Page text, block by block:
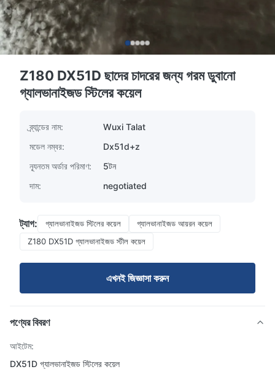
Z180 DX51D ছাদের চাদরের জন্য গরম ডুবানো
গ্যালভানাইজড স্টিলের কয়েল
ব্র্যান্ডের নাম:
Wuxi Talat
মডেল নম্বর:
Dx51d+z
ন্যূনতম অর্ডার পরিমাণ:
5টন
দাম:
negotiated
ট্যাগ: গ্যালভানাইজড স্টিলের কয়েল
গ্যালভানাইজড আয়রন কয়েল
Z180 DX51D গ্যালভানাইজড স্টীল কয়েল
এখনই জিজ্ঞাসা করুন
পণ্যের বিবরণ
আইটেম:
DX51D গ্যালভানাইজড স্টিলের কয়েল